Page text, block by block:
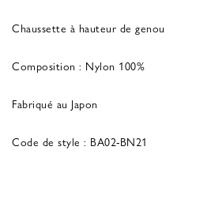
Chaussette à hauteur de genou
Composition : Nylon 100%
Fabriqué au Japon
Code de style : BA02-BN21